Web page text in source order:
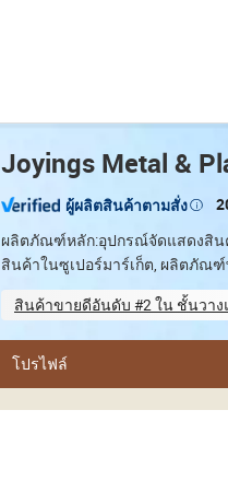
Joyings Metal &
ผู้ผลิตสินค้าตามสั่ง
ผลิตภัณฑ์หลัก:อุปกรณ์จัดแสดงสิน
สินค้าในซูเปอร์มาร์เก็ต, ผลิตภัณ
สินค้าขายดีอันดับ #2 ใน ชั้นวา
Sample-based customization
โปรไฟล์